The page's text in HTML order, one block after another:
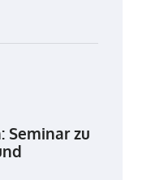
Seminar zu